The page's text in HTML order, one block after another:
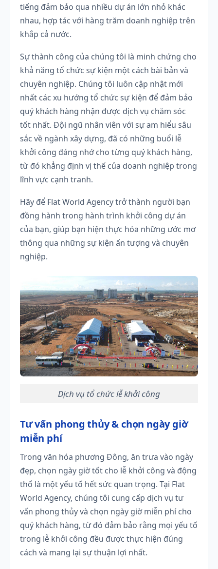
tiếng đảm bảo qua nhiều dự án lớn nhỏ khác
nhau, hợp tác với hàng trăm doanh nghiệp trên
khắp cả nước.
Sự thành công của chúng tôi là minh chứng cho
khả năng tổ chức sự kiện một cách bài bản và
chuyên nghiệp. Chúng tôi luôn cập nhật mới
nhất các xu hướng tổ chức sự kiện để đảm bảo
quý khách hàng nhận được dịch vụ chăm sóc
tốt nhất. Đội ngũ nhân viên với sự am hiểu sâu
sắc về ngành xây dựng, đã có những buổi lễ
khởi công đáng nhớ cho từng quý khách hàng,
từ đó khẳng định vị thế của doanh nghiệp trong
lĩnh vực cạnh tranh.
Hãy để Flat World Agency trở thành người bạn
đồng hành trong hành trình khởi công dự án
của bạn, giúp bạn hiện thực hóa những ước mơ
thông qua những sự kiện ấn tượng và chuyên
nghiệp.
Dịch vụ tổ chức lễ khởi công
Tư vấn phong thủy & chọn ngày giờ
miễn phí
Trong văn hóa phương Đông, ăn trưa vào ngày
đẹp, chọn ngày giờ tốt cho lễ khởi công và động
thổ là một yếu tố hết sức quan trọng. Tại Flat
World Agency, chúng tôi cung cấp dịch vụ tư
vấn phong thủy và chọn ngày giờ miễn phí cho
quý khách hàng, từ đó đảm bảo rằng mọi yếu tố
trong lễ khởi công đều được thực hiện đúng
cách và mang lại sự thuận lợi nhất.